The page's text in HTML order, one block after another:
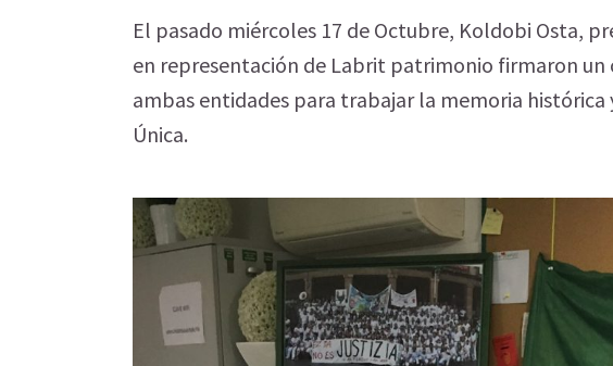
El pasado miércoles 17 de Octubre, Koldobi Osta,
en representación de Labrit patrimonio firmaron
ambas entidades para trabajar la memoria
Única.